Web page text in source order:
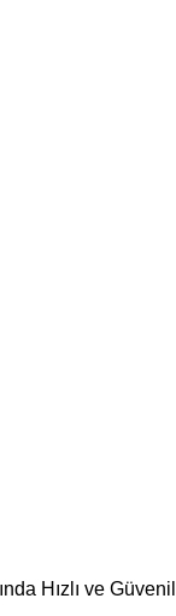
Hızlı ve